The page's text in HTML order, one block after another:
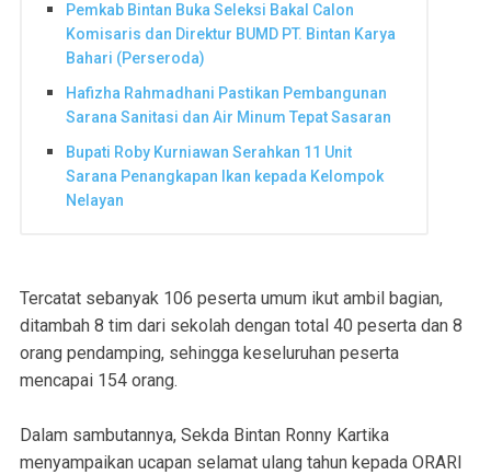
Pemkab Bintan Buka Seleksi Bakal Calon
Komisaris dan Direktur BUMD PT. Bintan Karya
Bahari (Perseroda)
Hafizha Rahmadhani Pastikan Pembangunan
Sarana Sanitasi dan Air Minum Tepat Sasaran
Bupati Roby Kurniawan Serahkan 11 Unit
Sarana Penangkapan Ikan kepada Kelompok
Nelayan
Tercatat sebanyak 106 peserta umum ikut ambil bagian,
ditambah 8 tim dari sekolah dengan total 40 peserta dan 8
orang pendamping, sehingga keseluruhan peserta
mencapai 154 orang.
Dalam sambutannya, Sekda Bintan Ronny Kartika
menyampaikan ucapan selamat ulang tahun kepada ORARI